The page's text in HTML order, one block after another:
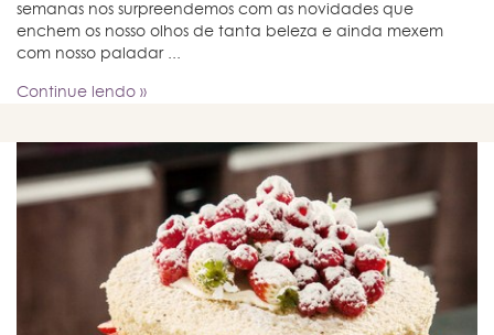
semanas nos surpreendemos com as novidades que
enchem os nosso olhos de tanta beleza e ainda mexem
com nosso paladar ...
Continue lendo »